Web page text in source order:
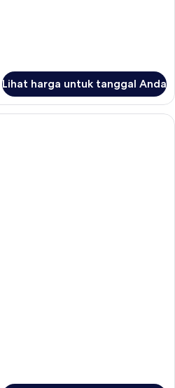
Lihat harga untuk tanggal Anda